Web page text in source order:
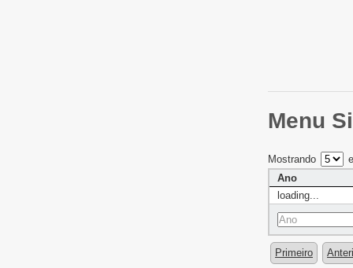
Menu
Mostrando
Ano
loading...
Primeiro